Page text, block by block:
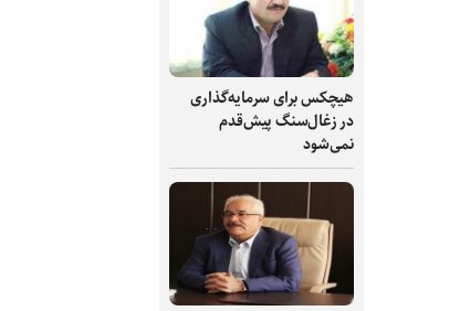
هیچکس برای سرمایه‌گذاری
در زغال‌سنگ پیش‌قدم
نمی‌شود